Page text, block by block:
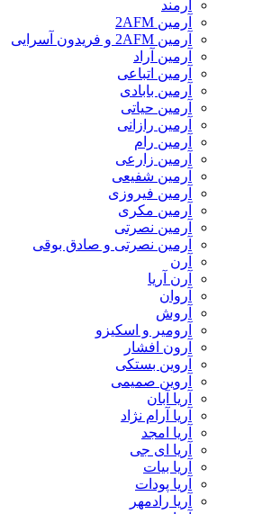
آرمند
آرمین 2AFM
آرمین 2AFM و فریدون آسرایی
آرمین آراد
آرمین اتباعی
آرمین بابادی
آرمین حیاتی
آرمین رازانی
آرمین رام
آرمین زارعی
آرمین شفیعی
آرمین فیروزی
آرمین مکری
آرمین نصرتی
آرمین نصرتی و صادق بوقی
آرن
آرن آریا
آروان
آروش
آرومیر و اسکیزو
آرون افشار
آروین بستکی
آروین صمیمی
آریا آبان
آریا آرام نژاد
آریا امجد
آریا ای جی
آریا بیات
آریا پودات
آریا رادمهر